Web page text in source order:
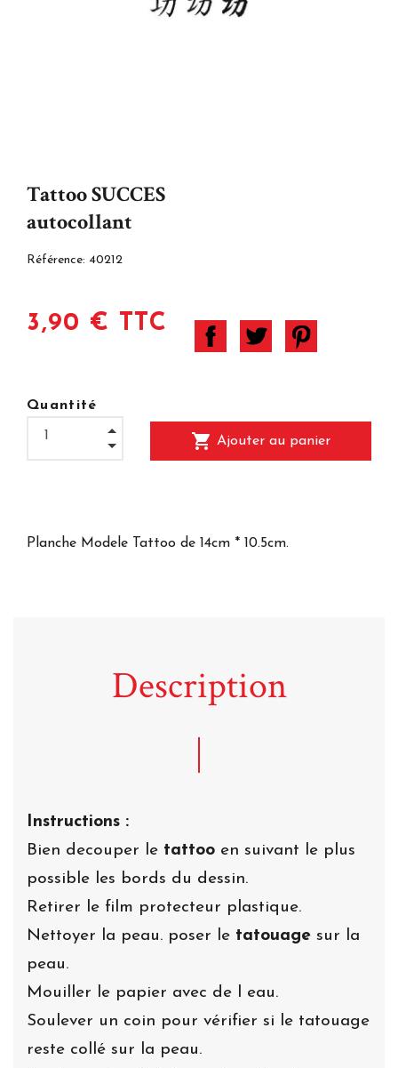
Tattoo SUCCES
autocollant
Référence: 40212
3,90 € TTC
Quantité
shopping_cart Ajouter au panier
Planche Modele Tattoo de 14cm * 10.5cm.
Description
Instructions :
Bien decouper le tattoo en suivant le plus
possible les bords du dessin.
Retirer le film protecteur plastique.
Nettoyer la peau. poser le tatouage sur la
peau.
Mouiller le papier avec de l eau.
Soulever un coin pour vérifier si le tatouage
reste collé sur la peau.